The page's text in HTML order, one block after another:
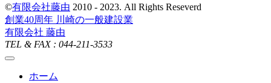
©有限会社藤由 2010 - 2023. All Rights Reseverd
創業40周年 川崎の一般建設業
有限会社 藤由
TEL & FAX : 044-211-3533
ホーム